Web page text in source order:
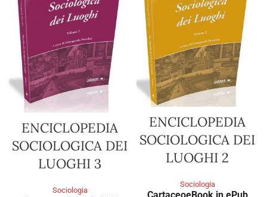
ENCICLOPEDIA
SOCIOLOGICA DEI
LUOGHI 3
Sociologia
ENCICLOPEDIA
SOCIOLOGICA DEI
LUOGHI 2
Sociologia